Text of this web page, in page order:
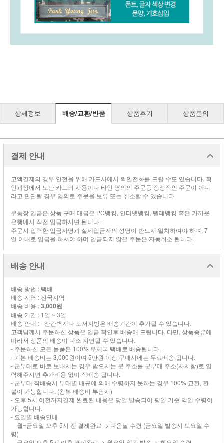
상세정보 배송/교환/반품 상품후기 상품문의
결제 안내
고액결제의 경우 안전을 위해 카드사에서 확인전화를 드릴 수도 있습니다. 확
인과정에서 도난 카드의 사용이나 타인 명의의 주문등 정상적인 주문이 아니
라고 판단될 경우 임의로 주문을 보류 또는 취소할 수 있습니다.
무통장 입금은 상품 구매 대금은 PC뱅킹, 인터넷뱅킹, 텔레뱅킹 혹은 가까운
은행에서 직접 입금하시면 됩니다.
주문시 입력한 입금자명과 실제입금자의 성명이 반드시 일치하여야 하며, 7
일 이내로 입금을 하셔야 하며 입금되지 않은 주문은 자동취소 됩니다.
배송 안내
배송 방법 : 택배
배송 지역 : 전국지역
배송 비용 :3,000원
배송 기간 : 1일 ~ 3일
배송 안내 : - 산간벽지나 도서지방은 배송기간이 추가될 수 있습니다.
고객님께서 주문하신 상품은 입금 확인후 배송해 드립니다. 다만, 상품종류에
따라서 상품의 배송이 다소 지연될 수 있습니다.
- 주문하신 모든 물품은 100% 우체국 택배로 배송됩니다.
- 기본 배송비는 3,000원이며 5만원 이상 구매시에는 무료배송 됩니다.
- 군부대로 바로 보내시는 경우 받으시는 분 주소를 군부대 주소(사서함)로 입
력해주시면 추가비용 없이 직배송 됩니다.
- 군부대 직배송시 부대별 내규에 의해 수령하지 못하는 경우 100% 교환, 환
불이 가능합니다. (왕복 배송비 부담시)
- 오후 5시 이전까지결제 완료된 내용은 당일 발송되어 평일 기준 익일 수령이
가능합니다.
- 요일별 배송안내
월~금요일 오후 5시 전 결제완료 -> 다음날 수령 (금요일 발송시 토요일 수
령)